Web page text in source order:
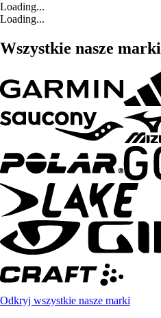
Loading...
Loading...
Wszystkie nasze marki
Odkryj wszystkie nasze marki